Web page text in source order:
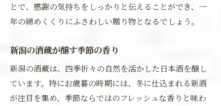
とで、感謝の気持ちをしっかりと伝えることができ、一
年の締めくくりにふさわしい贈り物となるでしょう。
新潟の酒蔵が醸す季節の香り
新潟の酒蔵は、四季折々の自然を活かした日本酒を醸し
ています。特にお歳暮の時期には、冬に仕込まれる新酒
が注目を集め、季節ならではのフレッシュな香りと味わ